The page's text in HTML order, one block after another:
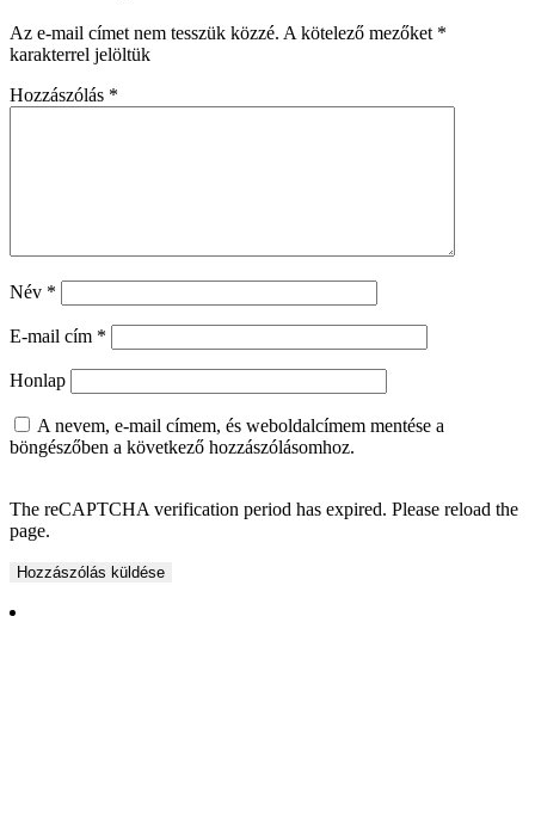
Az e-mail címet nem tesszük közzé. A kötelező mezőket *
karakterrel jelöltük
Hozzászólás *
Név *
E-mail cím *
Honlap
A nevem, e-mail címem, és weboldalcímem mentése a
böngészőben a következő hozzászólásomhoz.
The reCAPTCHA verification period has expired. Please reload the
page.